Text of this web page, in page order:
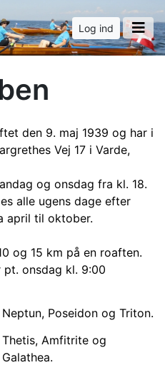
Log ind
den 9. maj 1939 og har i
Vej 17 i Varde,
og onsdag fra kl. 18.
alle ugens dage efter
april til oktober.
og 15 km på en roaften.
pt. onsdag kl. 9:00
Neptun, Poseidon og Triton.
Thetis, Amfitrite og
Galathea.